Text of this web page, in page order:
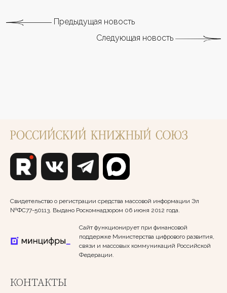
Предыдущая новость
Следующая новость
Свидетельство о регистрации средства массовой информации Эл
№ФС77-50113. Выдано Роскомнадзором 06 июня 2012 года.
Сайт функционирует при финансовой
поддержке Министерства цифрового развития,
связи и массовых коммуникаций Российской
Федерации.
КОНТАКТЫ